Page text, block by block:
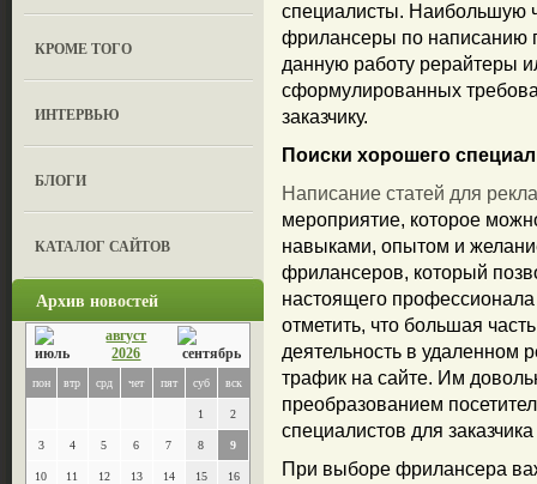
КРОМЕ ТОГО
ИНТЕРВЬЮ
БЛОГИ
КАТАЛОГ САЙТОВ
Архив новостей
август
2026
пон втр срд чет пят суб вск
1 2
3 4 5 6 7 8 9
10 11 12 13 14 15 16
специалисты. Наибольшую
фрилансеры по написанию
данную работу рерайтеры
сформулированных
заказчику.
Поиски хорошего
Написание статей для
мероприятие, которое
навыками, опытом и
фрилансеров, который
настоящего
отметить, что большая
деятельность в удаленном
трафик на сайте. Им
преобразованием
специалистов для
При выборе фрилансера